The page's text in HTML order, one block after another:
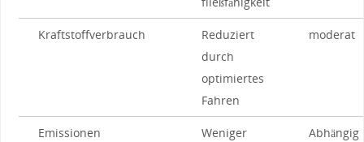
Kraftstoffverbrauch
Reduziert
durch
optimiertes ​
Fahren
moderat
Emissionen
Weniger
Abhängig